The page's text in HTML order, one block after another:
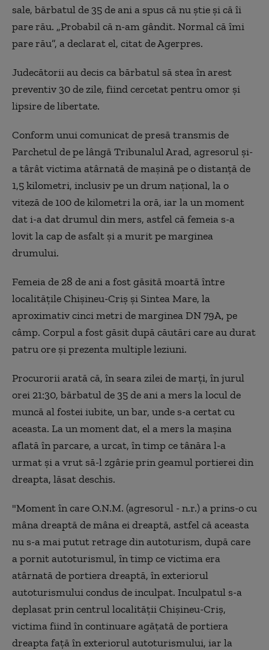
sale, bărbatul de 35 de ani a spus că nu ştie şi că îi
pare rău. „Probabil că n-am gândit. Normal că îmi
pare rău”, a declarat el, citat de Agerpres.
Judecătorii au decis ca bărbatul să stea în arest
preventiv 30 de zile, fiind cercetat pentru omor şi
lipsire de libertate.
Conform unui comunicat de presă transmis de
Parchetul de pe lângă Tribunalul Arad, agresorul şi-
a târât victima atârnată de maşină pe o distanţă de
1,5 kilometri, inclusiv pe un drum naţional, la o
viteză de 100 de kilometri la oră, iar la un moment
dat i-a dat drumul din mers, astfel că femeia s-a
lovit la cap de asfalt şi a murit pe marginea
drumului.
Femeia de 28 de ani a fost găsită moartă între
localităţile Chişineu-Criş şi Sintea Mare, la
aproximativ cinci metri de marginea DN 79A, pe
câmp. Corpul a fost găsit după căutări care au durat
patru ore şi prezenta multiple leziuni.
Procurorii arată că, în seara zilei de marţi, în jurul
orei 21:30, bărbatul de 35 de ani a mers la locul de
muncă al fostei iubite, un bar, unde s-a certat cu
aceasta. La un moment dat, el a mers la maşina
aflată în parcare, a urcat, în timp ce tânăra l-a
urmat şi a vrut să-l zgârie prin geamul portierei din
dreapta, lăsat deschis.
"Moment în care O.N.M. (agresorul - n.r.) a prins-o cu
mâna dreaptă de mâna ei dreaptă, astfel că aceasta
nu s-a mai putut retrage din autoturism, după care
a pornit autoturismul, în timp ce victima era
atârnată de portiera dreaptă, în exteriorul
autoturismului condus de inculpat. Inculpatul s-a
deplasat prin centrul localităţii Chişineu-Criş,
victima fiind în continuare agăţată de portiera
dreapta faţă în exteriorul autoturismului, iar la